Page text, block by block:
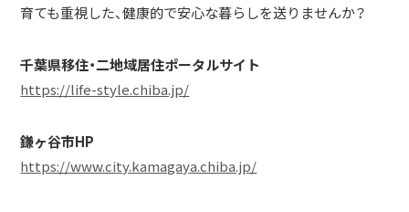
育ても重視した、健康的で安心な暮らしを送りませんか？
千葉県移住・二地域居住ポータルサイト
https://life-style.chiba.jp/
鎌ヶ谷市HP
https://www.city.kamagaya.chiba.jp/